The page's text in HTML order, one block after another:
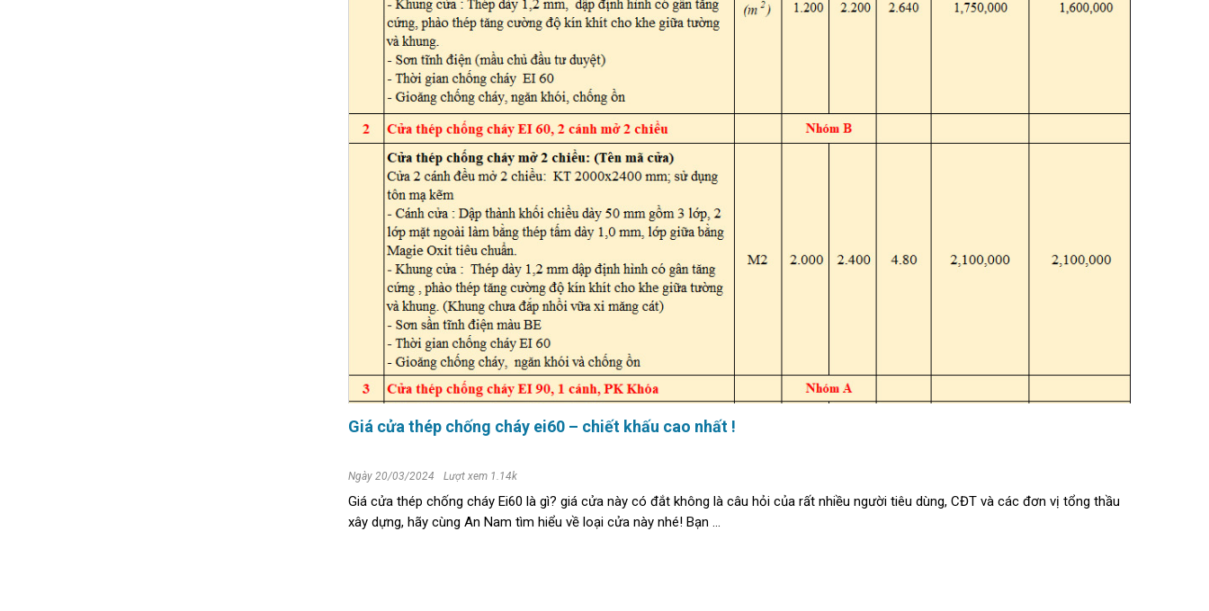
Giá cửa thép chống cháy ei60 – chiết khấu cao nhất !
Ngày 20/03/2024 Lượt xem 1.14k
Giá cửa thép chống cháy Ei60 là gì? giá cửa này có đắt không là câu hỏi của rất nhiều người tiêu dùng, CĐT và các đơn vị tổng thầu
xây dựng, hãy cùng An Nam tìm hiểu về loại cửa này nhé! Bạn ...